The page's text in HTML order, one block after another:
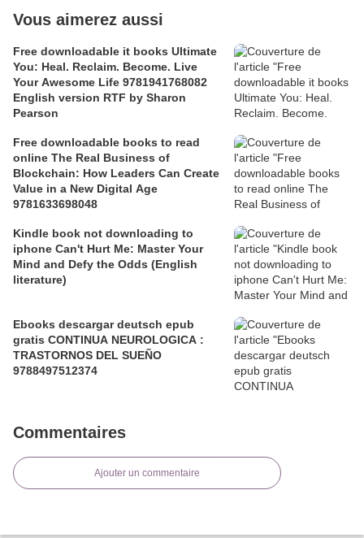
Vous aimerez aussi
Free downloadable it books Ultimate
You: Heal. Reclaim. Become. Live
Your Awesome Life 9781941768082
English version RTF by Sharon
Pearson
Free downloadable books to read
online The Real Business of
Blockchain: How Leaders Can Create
Value in a New Digital Age
9781633698048
Kindle book not downloading to
iphone Can't Hurt Me: Master Your
Mind and Defy the Odds (English
literature)
Ebooks descargar deutsch epub
gratis CONTINUA NEUROLOGICA :
TRASTORNOS DEL SUEÑO
9788497512374
Commentaires
Ajouter un commentaire